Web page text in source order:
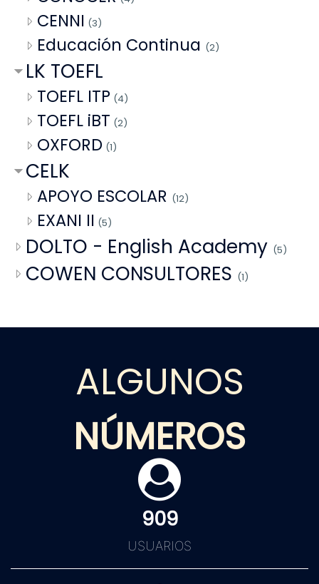
CENNI (3)
Educación Continua (2)
LK TOEFL
TOEFL ITP (4)
TOEFL iBT (2)
OXFORD (1)
CELK
APOYO ESCOLAR (12)
EXANI II (5)
DOLTO - English Academy (5)
COWEN CONSULTORES (1)
ALGUNOS
NÚMEROS
909
USUARIOS